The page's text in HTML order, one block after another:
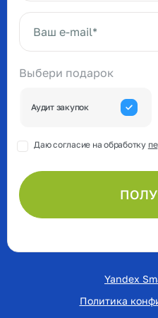
Выбери подарок
Аудит закупок
Даю согласие на обработку
Yandex
Политика